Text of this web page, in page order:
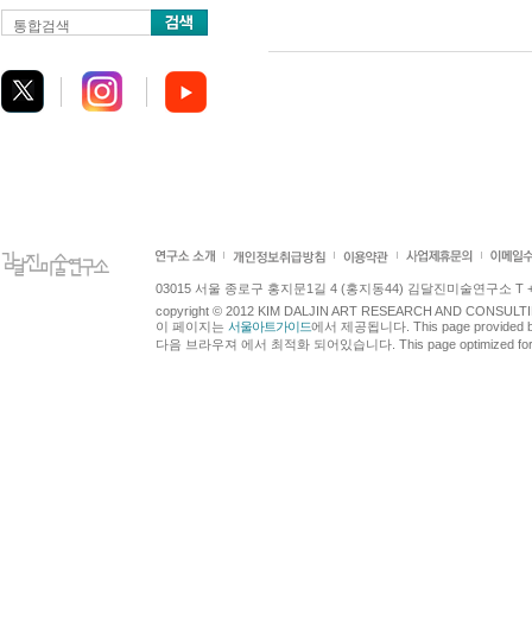
통합검색
03015 서울 종로구 홍지문1길 4 (홍지동44) 김달진미술연구소 T
copyright © 2012 KIM DALJIN ART RESEARCH AND
이 페이지는 서울아트가이드에서 제공됩니다. This page provided
다음 브라우져 에서 최적화 되어있습니다. This page optimized